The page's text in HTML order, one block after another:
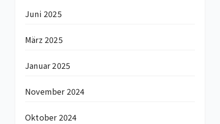
Juni 2025
März 2025
Januar 2025
November 2024
Oktober 2024